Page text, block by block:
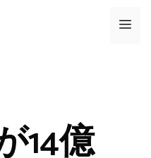
メ
14億